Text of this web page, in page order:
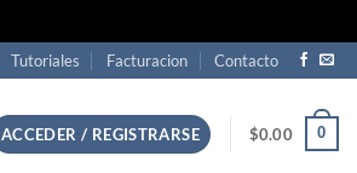
Tutoriales Facturacion Contacto
ACCEDER / REGISTRARSE $0.00 0